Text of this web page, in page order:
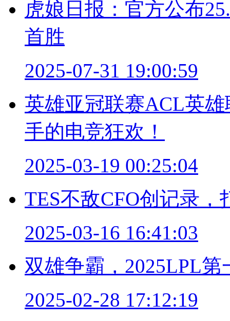
虎娘日报：官方公布
首胜
2025-07-31 19:00:59
英雄亚冠联赛ACL英
手的电竞狂欢！
2025-03-19 00:25:04
TES不敌CFO创记录
2025-03-16 16:41:03
双雄争霸，2025LPL
2025-02-28 17:12:19